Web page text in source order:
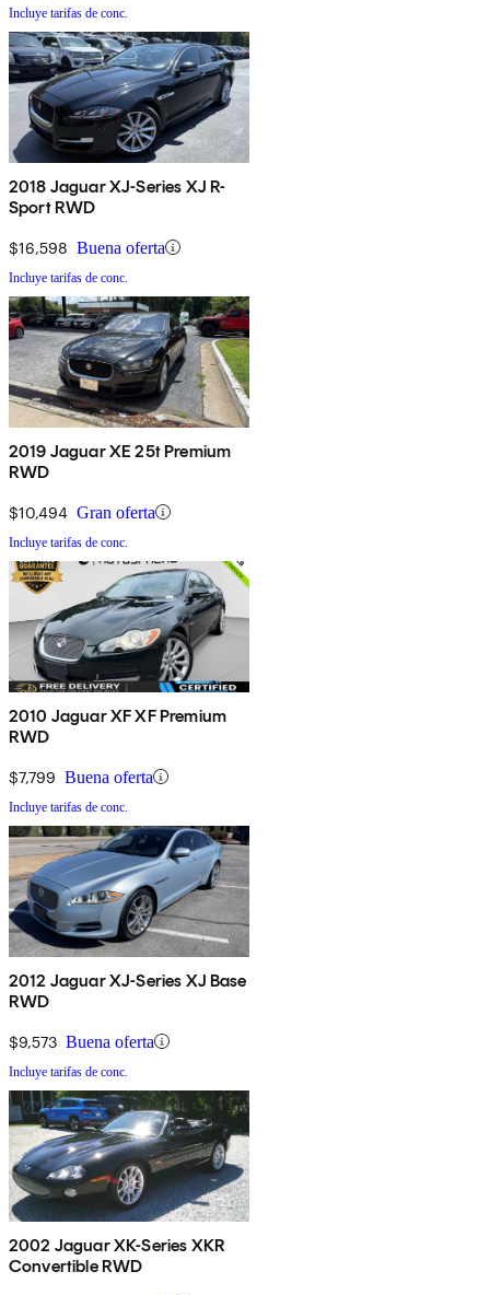
Incluye tarifas de conc.
2018 Jaguar XJ-Series XJ R-
Sport RWD
$16,598 Buena oferta
Incluye tarifas de conc.
2019 Jaguar XE 25t Premium
RWD
$10,494 Gran oferta
Incluye tarifas de conc.
2010 Jaguar XF XF Premium
RWD
$7,799 Buena oferta
Incluye tarifas de conc.
2012 Jaguar XJ-Series XJ Base
RWD
$9,573 Buena oferta
Incluye tarifas de conc.
2002 Jaguar XK-Series XKR
Convertible RWD